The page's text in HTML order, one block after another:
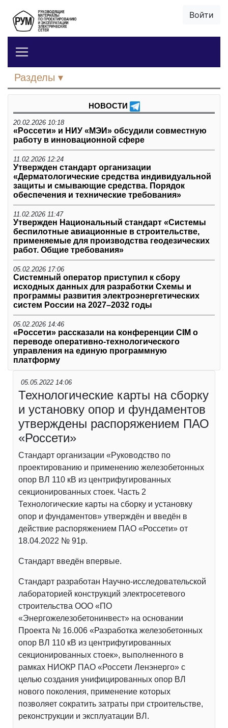
Войти
Разделы
НОВОСТИ
20.02.2026 10:18
«Россети» и НИУ «МЭИ» обсудили совместную
работу в инновационной сфере
11.02.2026 12:24
Утвержден стандарт организации
«Дерматологические средства индивидуальной
защиты и смывающие средства. Порядок
обеспечения и технические требования»
11.02.2026 11:47
Утвержден Национальный стандарт «Системы
беспилотные авиационные в строительстве,
применяемые для производства геодезических
работ. Общие требования»
05.02.2026 17:06
Системный оператор приступил к сбору
исходных данных для разработки Схемы и
программы развития электроэнергетических
систем России на 2027–2032 годы
05.02.2026 14:46
«Россети» рассказали на конференции CIM о
переводе оперативно-технологического
управления на единую программную
платформу
05.05.2022 14:06
Технологические карты на сборку
и установку опор и фундаментов
утверждены распоряжением ПАО
«Россети»
Стандарт организации «Руководство по
проектированию и применению железобетонных
опор ВЛ 110 кВ из центрифугированных
секционированных стоек. Часть 2
Технологические карты на сборку и установку
опор и фундаментов» утверждён и введён в
действие распоряжением ПАО «Россети» от
18.04.2022 № 91р.
Стандарт введён впервые.
Стандарт разработан Научно-исследовательской
лабораторией конструкций электросетевого
строительства ООО «ПО
«Энергожелезобетонинвест» на основании
Проекта № 16.006 «Разработка железобетонных
опор ВЛ 110 кВ из центрифугированных
секционированных стоек», выполненного в
рамках НИОКР ПАО «Россети Ленэнерго» с
целью создания унифицированных опор ВЛ
нового поколения, применение которых
позволяет сократить затраты при строительстве,
реконструкции и эксплуатации ВЛ.